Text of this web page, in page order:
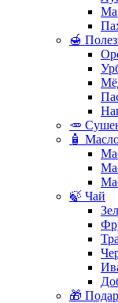
🍯
🥕
🧴
🍃 Чай
🎁